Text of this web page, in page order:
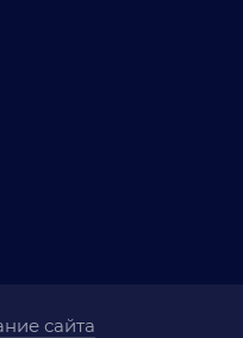
сайта